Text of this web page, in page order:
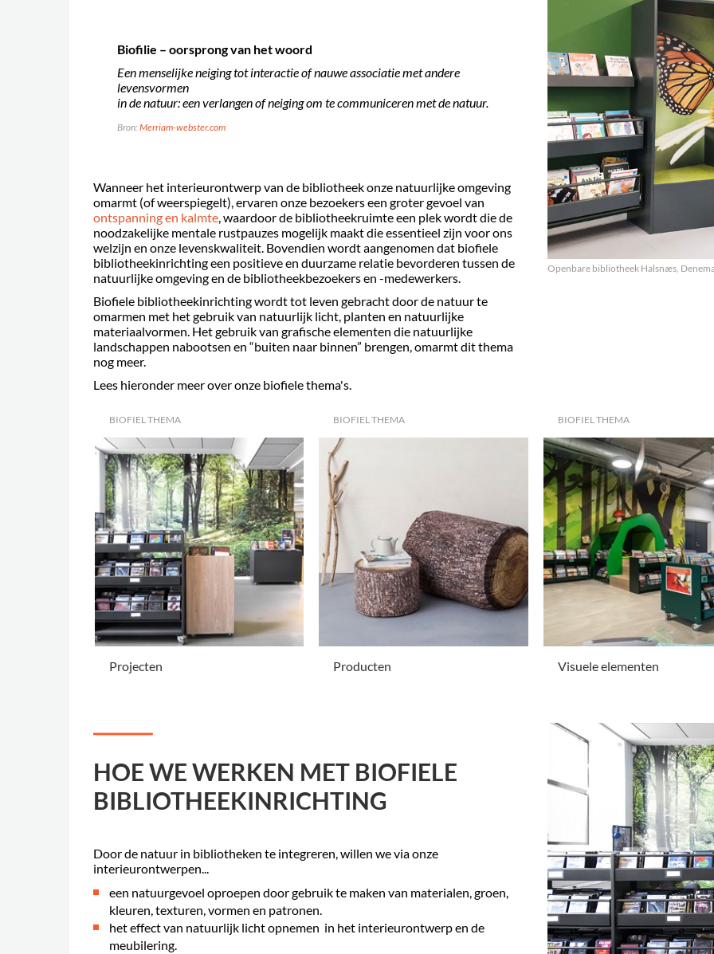
Biofilie – oorsprong van het woord
Een menselijke neiging tot interactie of nauwe associatie met andere
levensvormen
in de natuur: een verlangen of neiging om te communiceren met de natuur.
Bron:Merriam-webster.com
Wanneer het interieurontwerp van de bibliotheek onze natuurlijke omgeving
omarmt (of weerspiegelt), ervaren onze bezoekers een groter gevoel van
ontspanning en kalmte, waardoor de bibliotheekruimte een plek wordt die de
noodzakelijke mentale rustpauzes mogelijk maakt die essentieel zijn voor ons
welzijn en onze levenskwaliteit. Bovendien wordt aangenomen dat biofiele
bibliotheekinrichting een positieve en duurzame relatie bevorderen tussen de
natuurlijke omgeving en de bibliotheekbezoekers en -medewerkers.
Biofiele bibliotheekinrichting wordt tot leven gebracht door de natuur te
omarmen met het gebruik van natuurlijk licht, planten en natuurlijke
materiaalvormen. Het gebruik van grafische elementen die natuurlijke
landschappen nabootsen en “buiten naar binnen” brengen, omarmt dit thema
nog meer.
Lees hieronder meer over onze biofiele thema's.
Openbare bibliotheek Halsnæs,
BIOFIEL THEMA
Projecten
BIOFIEL THEMA
Producten
BIOFIEL THEMA
Visuele elementen
.
HOE WE WERKEN MET BIOFIELE
BIBLIOTHEEKINRICHTING
Door de natuur in bibliotheken te integreren, willen we via onze
interieurontwerpen...
een natuurgevoel oproepen door gebruik te maken van materialen, groen,
kleuren, texturen, vormen en patronen.
het effect van natuurlijk licht opnemen in het interieurontwerp en de
meubilering.